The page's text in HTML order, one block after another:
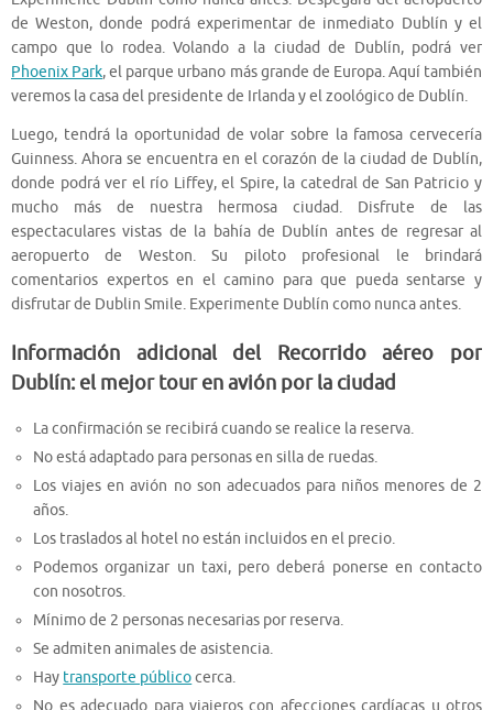
de Weston, donde podrá experimentar de inmediato Dublín y el
campo que lo rodea. Volando a la ciudad de Dublín, podrá ver
Phoenix Park, el parque urbano más grande de Europa. Aquí también
veremos la casa del presidente de Irlanda y el zoológico de Dublín.
Luego, tendrá la oportunidad de volar sobre la famosa cervecería
Guinness. Ahora se encuentra en el corazón de la ciudad de Dublín,
donde podrá ver el río Liffey, el Spire, la catedral de San Patricio y
mucho más de nuestra hermosa ciudad. Disfrute de las
espectaculares vistas de la bahía de Dublín antes de regresar al
aeropuerto de Weston. Su piloto profesional le brindará
comentarios expertos en el camino para que pueda sentarse y
disfrutar de Dublin Smile. Experimente Dublín como nunca antes.
Información adicional del Recorrido aéreo por
Dublín: el mejor tour en avión por la ciudad
La confirmación se recibirá cuando se realice la reserva.
No está adaptado para personas en silla de ruedas.
Los viajes en avión no son adecuados para niños menores de 2
años.
Los traslados al hotel no están incluidos en el precio.
Podemos organizar un taxi, pero deberá ponerse en contacto
con nosotros.
Mínimo de 2 personas necesarias por reserva.
Se admiten animales de asistencia.
Hay transporte públicocerca.